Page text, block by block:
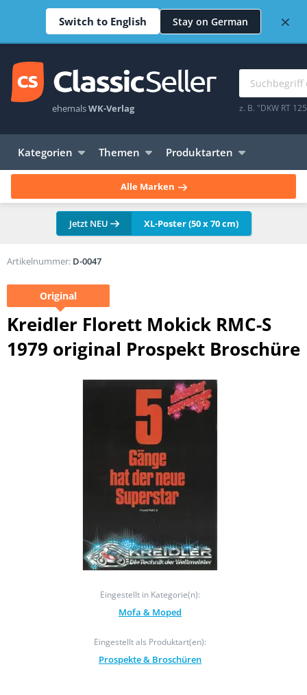
Switch to English Stay on German ×
ehemalsWK-Verlag z. B. "DKW RT
Kategorien Themen Produktarten
Alle Marken
Jetzt NEU XL-Poster (50 x 70 cm)
Original
Kreidler Florett Mokick RMC-S
1979 original Prospekt Broschüre
Eingestellt in Kategorie(n):
Mofa & Moped
Eingestellt als Produktart(en):
Prospekte & Broschüren
Artikelnummer: D-0047